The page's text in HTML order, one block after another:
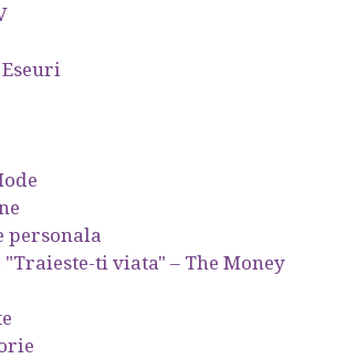
personala
"Traieste-ti viata" – The Money